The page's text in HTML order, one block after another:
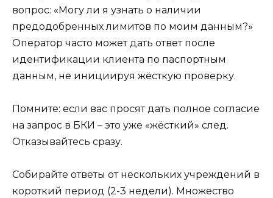
вопрос: «Могу ли я узнать о наличии
предодобренных лимитов по моим данным?»
Оператор часто может дать ответ после
идентификации клиента по паспортным
данным, не инициируя жёсткую проверку.
Помните: если вас просят дать полное согласие
на запрос в БКИ – это уже «жёсткий» след.
Отказывайтесь сразу.
Собирайте ответы от нескольких учреждений в
короткий период (2-3 недели). Множество